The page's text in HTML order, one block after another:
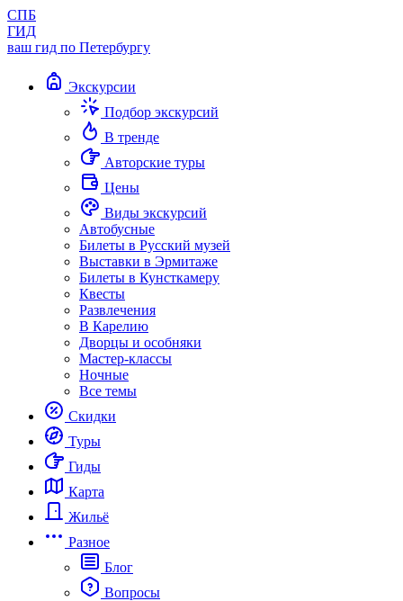
СПБ
ГИД
ваш гид по Петербургу
Экскурсии
Подбор экскурсий
В тренде
Авторские туры
Цены
Виды экскурсий
Автобусные
Билеты в Русский музей
Выставки в Эрмитаже
Билеты в Кунсткамеру
Квесты
Развлечения
В Карелию
Дворцы и особняки
Мастер-классы
Ночные
Все темы
Скидки
Туры
Гиды
Карта
Жильё
Разное
Блог
Вопросы